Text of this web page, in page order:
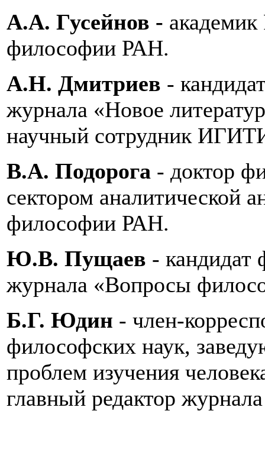
А.А. Гусейнов -
философии РАН.
А.Н. Дмитриев -
журнала «Новое
научный сотрудник
В.А. Подорога - доктор
сектором аналитической
философии РАН.
Ю.В. Пущаев - кандидат
журнала «Вопросы
Б.Г. Юдин - член-
философских наук,
проблем изучения
главный редактор